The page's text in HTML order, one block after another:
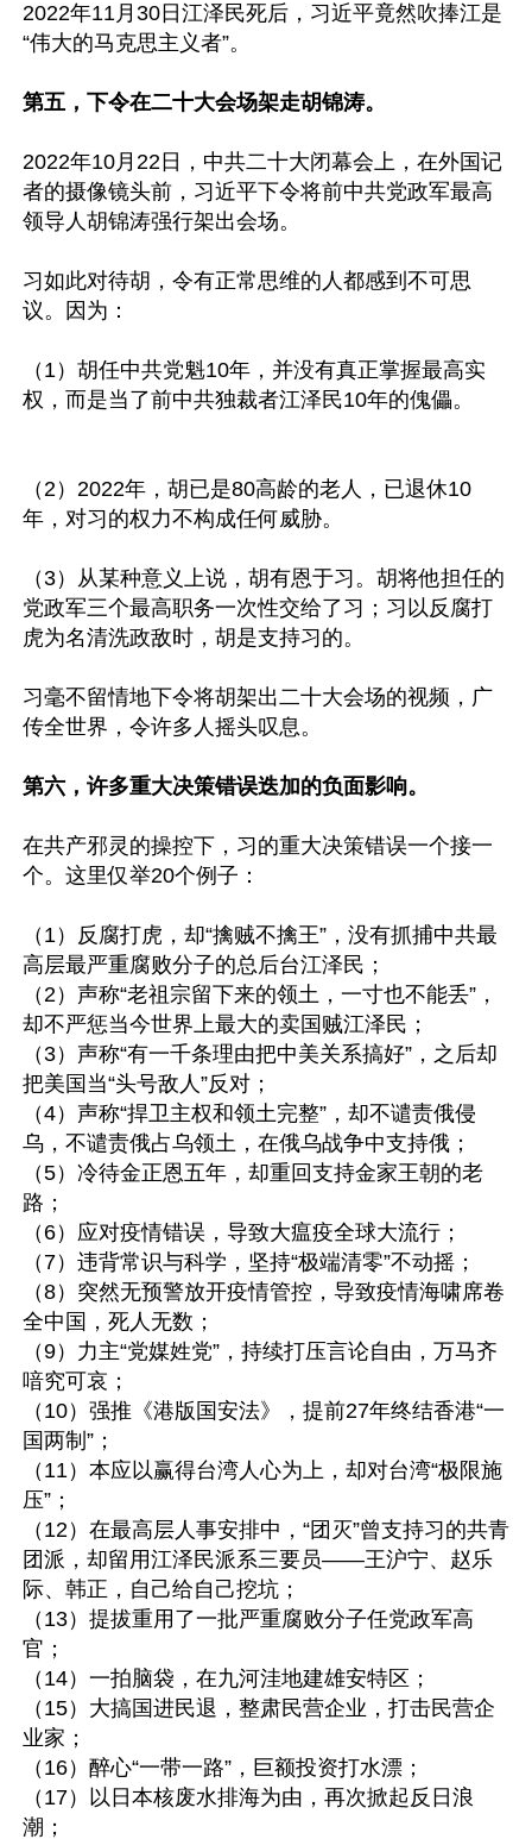
2022年11月30日江泽民死后，习近平竟然吹捧江是
“伟大的马克思主义者”。
第五，下令在二十大会场架走胡锦涛。
2022年10月22日，中共二十大闭幕会上，在外国记
者的摄像镜头前，习近平下令将前中共党政军最高
领导人胡锦涛强行架出会场。
习如此对待胡，令有正常思维的人都感到不可思
议。因为：
（1）胡任中共党魁10年，并没有真正掌握最高实
权，而是当了前中共独裁者江泽民10年的傀儡。
（2）2022年，胡已是80高龄的老人，已退休10
年，对习的权力不构成任何威胁。
（3）从某种意义上说，胡有恩于习。胡将他担任的
党政军三个最高职务一次性交给了习；习以反腐打
虎为名清洗政敌时，胡是支持习的。
习毫不留情地下令将胡架出二十大会场的视频，广
传全世界，令许多人摇头叹息。
第六，许多重大决策错误迭加的负面影响。
在共产邪灵的操控下，习的重大决策错误一个接一
个。这里仅举20个例子：
（1）反腐打虎，却“擒贼不擒王”，没有抓捕中共最
高层最严重腐败分子的总后台江泽民；
（2）声称“老祖宗留下来的领土，一寸也不能丢”，
却不严惩当今世界上最大的卖国贼江泽民；
（3）声称“有一千条理由把中美关系搞好”，之后却
把美国当“头号敌人”反对；
（4）声称“捍卫主权和领土完整”，却不谴责俄侵
乌，不谴责俄占乌领土，在俄乌战争中支持俄；
（5）冷待金正恩五年，却重回支持金家王朝的老
路；
（6）应对疫情错误，导致大瘟疫全球大流行；
（7）违背常识与科学，坚持“极端清零”不动摇；
（8）突然无预警放开疫情管控，导致疫情海啸席卷
全中国，死人无数；
（9）力主“党媒姓党”，持续打压言论自由，万马齐
喑究可哀；
（10）强推《港版国安法》，提前27年终结香港“一
国两制”；
（11）本应以赢得台湾人心为上，却对台湾“极限施
压”；
（12）在最高层人事安排中，“团灭”曾支持习的共青
团派，却留用江泽民派系三要员——王沪宁、赵乐
际、韩正，自己给自己挖坑；
（13）提拔重用了一批严重腐败分子任党政军高
官；
（14）一拍脑袋，在九河洼地建雄安特区；
（15）大搞国进民退，整肃民营企业，打击民营企
业家；
（16）醉心“一带一路”，巨额投资打水漂；
（17）以日本核废水排海为由，再次掀起反日浪
潮；